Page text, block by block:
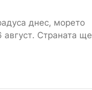
днес, морето
Страната ще